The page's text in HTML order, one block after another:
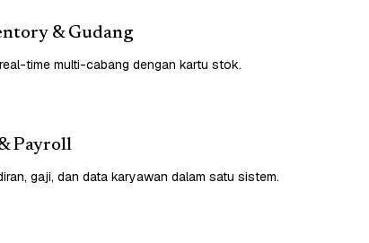
& Gudang
time multi-cabang dengan kartu stok.
Payroll
gaji, dan data karyawan dalam satu sistem.